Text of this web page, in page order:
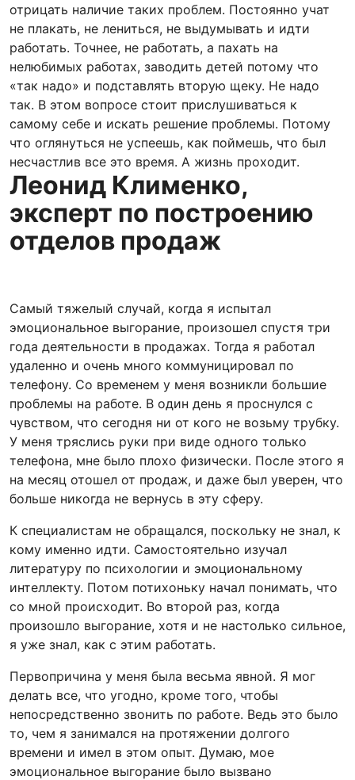
отрицать наличие таких проблем. Постоянно учат
не плакать, не лениться, не выдумывать и идти
работать. Точнее, не работать, а пахать на
нелюбимых работах, заводить детей потому что
«так надо» и подставлять вторую щеку. Не надо
так. В этом вопросе стоит прислушиваться к
самому себе и искать решение проблемы. Потому
что оглянуться не успеешь, как поймешь, что был
несчастлив все это время. А жизнь проходит.
Леонид Клименко,
эксперт по построению
отделов продаж
Самый тяжелый случай, когда я испытал
эмоциональное выгорание, произошел спустя три
года деятельности в продажах. Тогда я работал
удаленно и очень много коммуницировал по
телефону. Со временем у меня возникли большие
проблемы на работе. В один день я проснулся с
чувством, что сегодня ни от кого не возьму трубку.
У меня тряслись руки при виде одного только
телефона, мне было плохо физически. После этого я
на месяц отошел от продаж, и даже был уверен, что
больше никогда не вернусь в эту сферу.
К специалистам не обращался, поскольку не знал, к
кому именно идти. Самостоятельно изучал
литературу по психологии и эмоциональному
интеллекту. Потом потихоньку начал понимать, что
со мной происходит. Во второй раз, когда
произошло выгорание, хотя и не настолько сильное,
я уже знал, как с этим работать.
Первопричина у меня была весьма явной. Я мог
делать все, что угодно, кроме того, чтобы
непосредственно звонить по работе. Ведь это было
то, чем я занимался на протяжении долгого
времени и имел в этом опыт. Думаю, мое
эмоциональное выгорание было вызвано